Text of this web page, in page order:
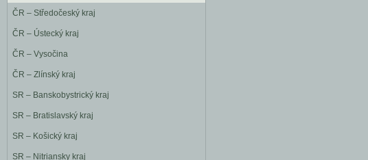
ČR – Středočeský kraj
ČR – Ústecký kraj
ČR – Vysočina
ČR – Zlínský kraj
SR – Banskobystrický kraj
SR – Bratislavský kraj
SR – Košický kraj
SR – Nitriansky kraj